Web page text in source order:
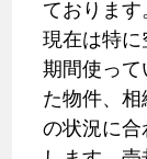
ております。
現在は特
期間使っ
た物件、
の状況に